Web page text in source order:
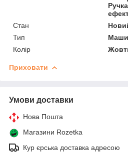
Стан
Тип
Колір
Приховати
Умови доставки
Нова Пошта
Магазини Rozetka
Кур єрська доставка адресою